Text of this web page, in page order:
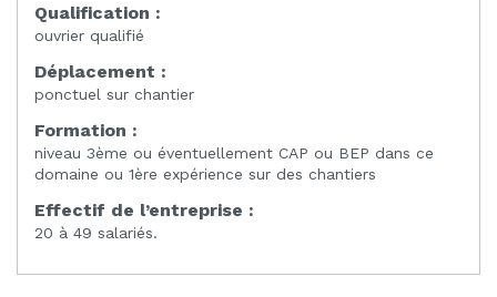
Qualification :
ouvrier qualifié
Déplacement :
ponctuel sur chantier
Formation :
niveau 3ème ou éventuellement CAP ou BEP dans ce
domaine ou 1ère expérience sur des chantiers
Effectif de l’entreprise :
20 à 49 salariés.